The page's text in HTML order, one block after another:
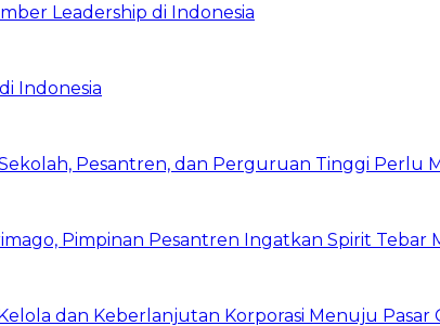
Leadership di Indonesia
Indonesia
Pesantren, dan Perguruan Tinggi Perlu
Pimpinan Pesantren Ingatkan Spirit Tebar
dan Keberlanjutan Korporasi Menuju Pasar